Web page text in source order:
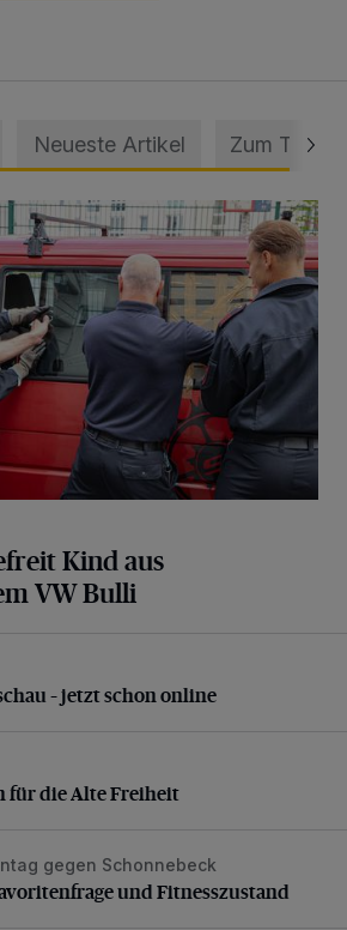
Neueste Artikel Zum Thema
aus verschlossenem VW Bulli
Kind aus
VW Bulli
– jetzt schon online
– jetzt schon online
die Alte Freiheit
für die Alte Freiheit
und Fitnesszustand
gegen Schonnebeck
und Fitnesszustand